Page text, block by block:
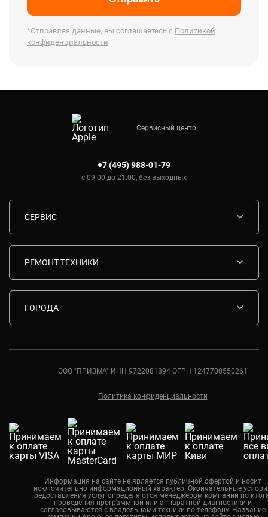
*Отправляя данные, вы соглашаетесь с Политикой
конфиденциальности
Сервисный центр
+7 (495) 988-01-79
с 09:00 до 21:00, без выходных
СЕРВИС
Комплектующие
Контакты
РЕМОНТ ТЕХНИКИ
Ремонт компьютеров Apple
ГОРОДА
Санкт-Петербург
Новосибирск
Москва
Калининград
Нижний Новгород
Казань
ООО "ПРИЗМА" ИНН 9722081894 ОГРН 1247700550261
Политика конфиденциальности
Информация на сайте не является публичной офертой и носит
исключительно информационный характер. Окончательные
предоставления услуг определяются менеджером компании по
проведения программной или аппаратной диагностики и
согласовываются с владельцами техники по телефону. Название